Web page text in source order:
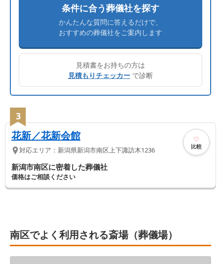
条件に合う葬儀社を探す
かんたんな質問に答えるだけで、
おすすめの葬儀社をご案内します
見積書をお持ちの方は
見積もりチェッカー で診断
3
花新／花新会館
対応エリア： 新潟県新潟市南区上下諏訪木1236 比較
新潟市南区に密着した葬儀社
価格はご相談ください
南区でよく利用される斎場（葬儀場）